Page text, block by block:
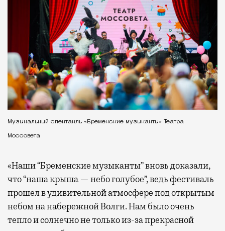
Музыкальный спектакль «Бременские музыканты» Театра
Моссовета
«Наши “Бременские музыканты” вновь доказали,
что “наша крыша — небо голубое”, ведь фестиваль
прошел в удивительной атмосфере под открытым
небом на набережной Волги. Нам было очень
тепло и солнечно не только из-за прекрасной